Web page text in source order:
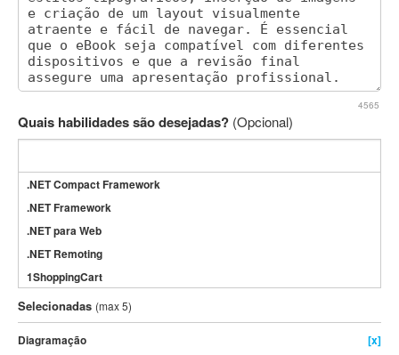
4565
Quais habilidades são desejadas? (Opcional)
.NET Compact Framework
.NET Framework
.NET para Web
.NET Remoting
1ShoppingCart
3DS Max
3GSM
4D Dimension
Selecionadas (max 5)
Diagramação [x]